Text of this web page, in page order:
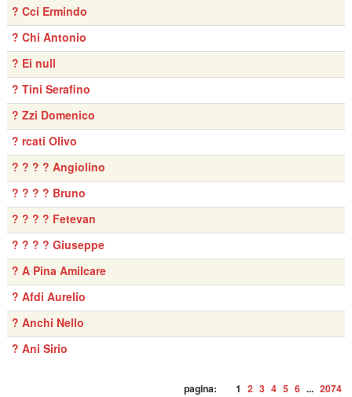
? Cci Ermindo
? Chi Antonio
? Ei null
? Tini Serafino
? Zzi Domenico
? rcati Olivo
? ? ? ? Angiolino
? ? ? ? Bruno
? ? ? ? Fetevan
? ? ? ? Giuseppe
? A Pina Amilcare
? Afdi Aurelio
? Anchi Nello
? Ani Sirio
pagina: 1 2 3 4 5 6 ... 2074